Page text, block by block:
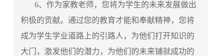
6、作为家教老师 ，您将为学生的未来发展做出
积极的贡献。通过您的教育才能和奉献精神，您将
成为学生学业道路上的引路人，为他们打开知识的
大门，激发他们的潜力，为他们的未来铺就成功的